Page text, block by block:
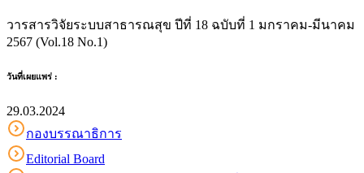
วารสารวิจัยระบบสาธารณสุข ปีที่ 18 ฉบับที่ 1 มกราคม-มีนาคม
2567 (Vol.18 No.1)
วันที่เผยแพร่ :
29.03.2024
กองบรรณาธิการ
Editorial Board